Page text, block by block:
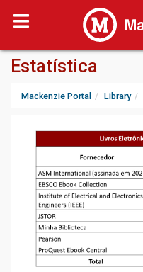
Estatística
Mackenzie Portal Library